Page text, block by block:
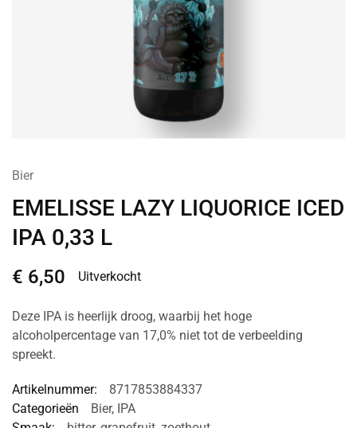
Bier
EMELISSE LAZY LIQUORICE ICED
IPA 0,33 L
€ 6,50 Uitverkocht
Deze IPA is heerlijk droog, waarbij het hoge
alcoholpercentage van 17,0% niet tot de verbeelding
spreekt.
Artikelnummer:
8717853884337
Categorieën
Bier, IPA